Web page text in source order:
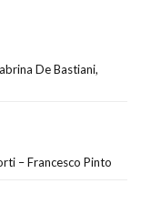
De Bastiani,
– Francesco Pinto